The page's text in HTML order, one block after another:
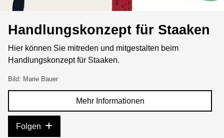
Handlungskonzept für Staaken
Hier können Sie mitreden und mitgestalten beim
Handlungskonzept für Staaken.
Bild: Marie Bauer
Mehr Informationen
Folgen